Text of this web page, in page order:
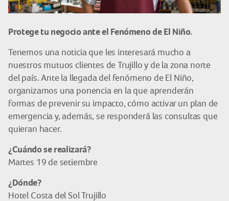
Protege tu negocio ante el Fenómeno de El Niño.
Tenemos una noticia que les interesará mucho a
nuestros mutuos clientes de Trujillo y de la zona norte
del país. Ante la llegada del fenómeno de El Niño,
organizamos una ponencia en la que aprenderán
formas de prevenir su impacto, cómo activar un plan de
emergencia y, además, se responderá las consultas que
quieran hacer.
¿Cuándo se realizará?
Martes 19 de setiembre
¿Dónde?
Hotel Costa del Sol Trujillo